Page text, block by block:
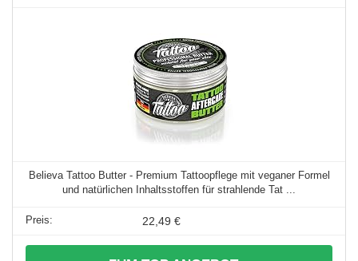
Believa Tattoo Butter - Premium Tattoopflege mit veganer Formel
und natürlichen Inhaltsstoffen für strahlende Tat ...
22,49 €